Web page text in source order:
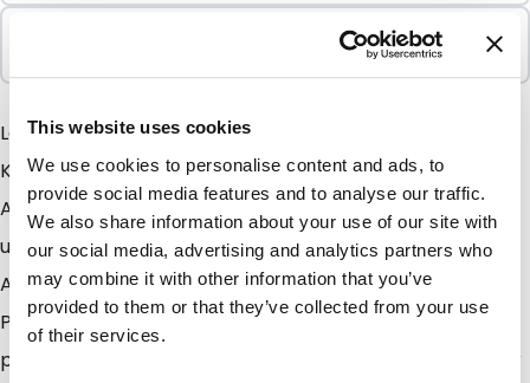
This website uses cookies
We use cookies to personalise content and ads, to
provide social media features and to analyse our traffic.
We also share information about your use of our site with
our social media, advertising and analytics partners who
may combine it with other information that you’ve
provided to them or that they’ve collected from your use
of their services.
LamiZip Kraftpapier mit Fenster Dieser LamiZip
Kraftpapier Beutel ist mit seiner natürlichen
Ausstrahlung und seinem Fenster einzigartig in
unserem Sortiment. Durch seine hochwertige
Ausstrahlung und Dank des Fenster können Sie Ihr
Produkt optimal in diesem Stehbodenbeutel
präsentieren. Da er mit einem Druckverschluss an der